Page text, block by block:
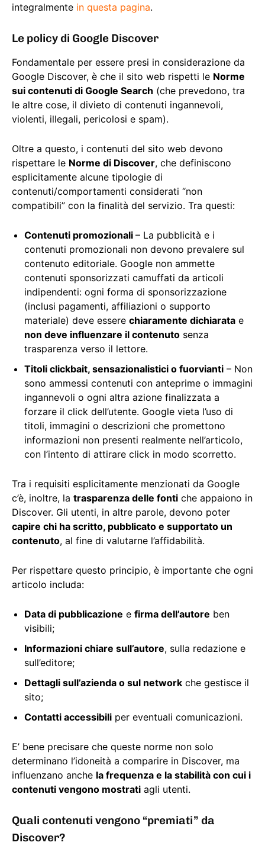
integralmente in questa pagina.
Le policy di Google Discover
Fondamentale per essere presi in considerazione da
Google Discover, è che il sito web rispetti le Norme
sui contenuti di Google Search (che prevedono, tra
le altre cose, il divieto di contenuti ingannevoli,
violenti, illegali, pericolosi e spam).
Oltre a questo, i contenuti del sito web devono
rispettare le Norme di Discover, che definiscono
esplicitamente alcune tipologie di
contenuti/comportamenti considerati “non
compatibili” con la finalità del servizio. Tra questi:
Contenuti promozionali – La pubblicità e i
contenuti promozionali non devono prevalere sul
contenuto editoriale. Google non ammette
contenuti sponsorizzati camuffati da articoli
indipendenti: ogni forma di sponsorizzazione
(inclusi pagamenti, affiliazioni o supporto
materiale) deve essere chiaramente dichiarata e
non deve influenzare il contenuto senza
trasparenza verso il lettore.
Titoli clickbait, sensazionalistici o fuorvianti – Non
sono ammessi contenuti con anteprime o immagini
ingannevoli o ogni altra azione finalizzata a
forzare il click dell’utente. Google vieta l’uso di
titoli, immagini o descrizioni che promettono
informazioni non presenti realmente nell’articolo,
con l’intento di attirare click in modo scorretto.
Tra i requisiti esplicitamente menzionati da Google
c’è, inoltre, la trasparenza delle fonti che appaiono in
Discover. Gli utenti, in altre parole, devono poter
capire chi ha scritto, pubblicato e supportato un
contenuto, al fine di valutarne l’affidabilità.
Per rispettare questo principio, è importante che ogni
articolo includa:
Data di pubblicazione e firma dell’autore ben
visibili;
Informazioni chiare sull’autore, sulla redazione e
sull’editore;
Dettagli sull’azienda o sul network che gestisce il
sito;
Contatti accessibili per eventuali comunicazioni.
E’ bene precisare che queste norme non solo
determinano l’idoneità a comparire in Discover, ma
influenzano anche la frequenza e la stabilità con cui i
contenuti vengono mostrati agli utenti.
Quali contenuti vengono “premiati” da
Discover?